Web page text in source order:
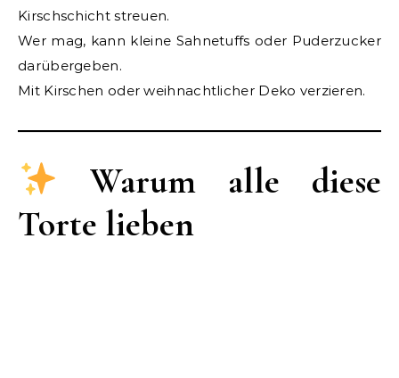
Kirschschicht streuen.
Wer mag, kann kleine Sahnetuffs oder Puderzucker
darübergeben.
Mit Kirschen oder weihnachtlicher Deko verzieren.
Warum alle diese
Torte lieben